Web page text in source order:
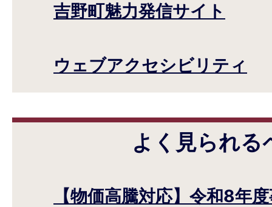
吉野町魅力発信サイト
ウェブアクセシビリティ
よく見られる
【物価高騰対応】令和8年